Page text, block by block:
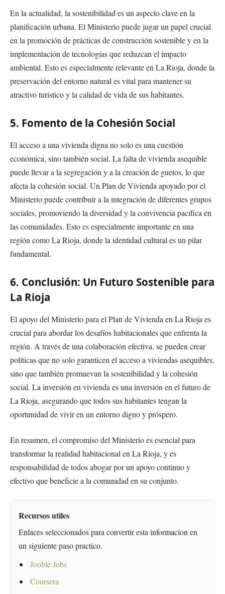
En la actualidad, la sostenibilidad es un aspecto clave en la
planificación urbana. El Ministerio puede jugar un papel crucial
en la promoción de prácticas de construcción sostenible y en la
implementación de tecnologías que reduzcan el impacto
ambiental. Esto es especialmente relevante en La Rioja, donde la
preservación del entorno natural es vital para mantener su
atractivo turístico y la calidad de vida de sus habitantes.
5. Fomento de la Cohesión Social
El acceso a una vivienda digna no solo es una cuestión
económica, sino también social. La falta de vivienda asequible
puede llevar a la segregación y a la creación de guetos, lo que
afecta la cohesión social. Un Plan de Vivienda apoyado por el
Ministerio puede contribuir a la integración de diferentes grupos
sociales, promoviendo la diversidad y la convivencia pacífica en
las comunidades. Esto es especialmente importante en una
región como La Rioja, donde la identidad cultural es un pilar
fundamental.
6. Conclusión: Un Futuro Sostenible para
La Rioja
El apoyo del Ministerio para el Plan de Vivienda en La Rioja es
crucial para abordar los desafíos habitacionales que enfrenta la
región. A través de una colaboración efectiva, se pueden crear
políticas que no solo garanticen el acceso a viviendas asequibles,
sino que también promuevan la sostenibilidad y la cohesión
social. La inversión en vivienda es una inversión en el futuro de
La Rioja, asegurando que todos sus habitantes tengan la
oportunidad de vivir en un entorno digno y próspero.
En resumen, el compromiso del Ministerio es esencial para
transformar la realidad habitacional en La Rioja, y es
responsabilidad de todos abogar por un apoyo continuo y
efectivo que beneficie a la comunidad en su conjunto.
Recursos utiles
Enlaces seleccionados para convertir esta informacion en
un siguiente paso practico.
Jooble Jobs
Coursera